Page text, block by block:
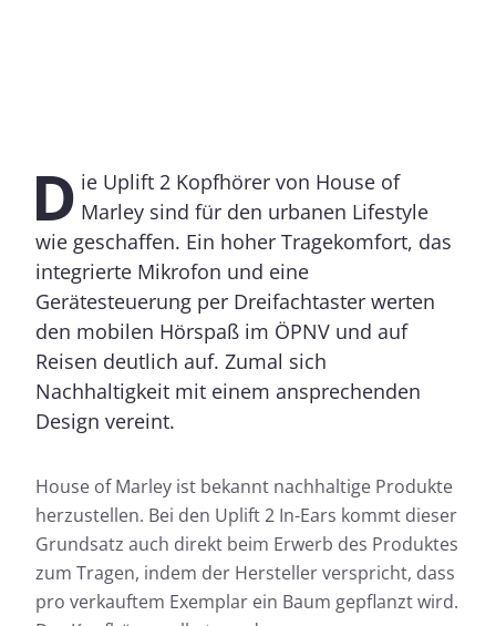
D ie Uplift 2 Kopfhörer von House of
Marley sind für den urbanen Lifestyle
wie geschaffen. Ein hoher Tragekomfort, das
integrierte Mikrofon und eine
Gerätesteuerung per Dreifachtaster werten
den mobilen Hörspaß im ÖPNV und auf
Reisen deutlich auf. Zumal sich
Nachhaltigkeit mit einem ansprechenden
Design vereint.
House of Marley ist bekannt nachhaltige Produkte
herzustellen. Bei den Uplift 2 In-Ears kommt dieser
Grundsatz auch direkt beim Erwerb des Produktes
zum Tragen, indem der Hersteller verspricht, dass
pro verkauftem Exemplar ein Baum gepflanzt wird.